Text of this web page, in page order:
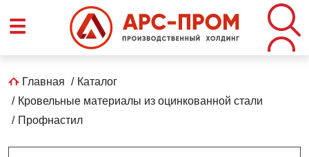
☰
Строка
навигации
Главная
Каталог
Кровельные материалы из оцинкованной стали
Профнастил